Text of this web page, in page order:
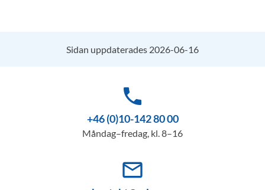
Sidan uppdaterades 2026-06-16
phone
+46 (0)10-142 80 00
Måndag–fredag, kl. 8–16
mail_outline